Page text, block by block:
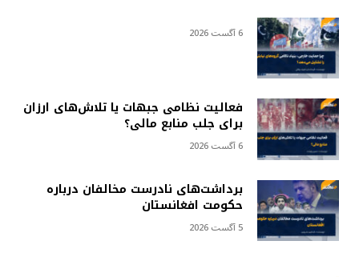
6 آگست 2026
فعالیت نظامی جبهات یا تلاش‌های ارزان
برای جلب منابع مالی؟
6 آگست 2026
برداشت‌های نادرست مخالفان درباره
حکومت افغانستان
5 آگست 2026